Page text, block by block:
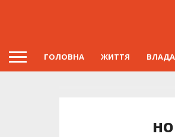
ГОЛОВНА ЖИТТЯ ВЛАДА